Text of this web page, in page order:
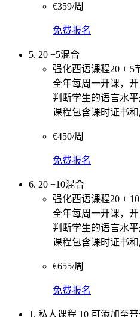
€359/周
免费报名
5. 20 +5混合
强化西语课程20 + 5
全年每周一开课，
判断学生的语言水
课程包含课时证书
€450/周
免费报名
6. 20 +10混合
强化西语课程20 +
全年每周一开课，
判断学生的语言水
课程包含课时证书
€655/周
免费报名
1. 私人课程 10 可添加至